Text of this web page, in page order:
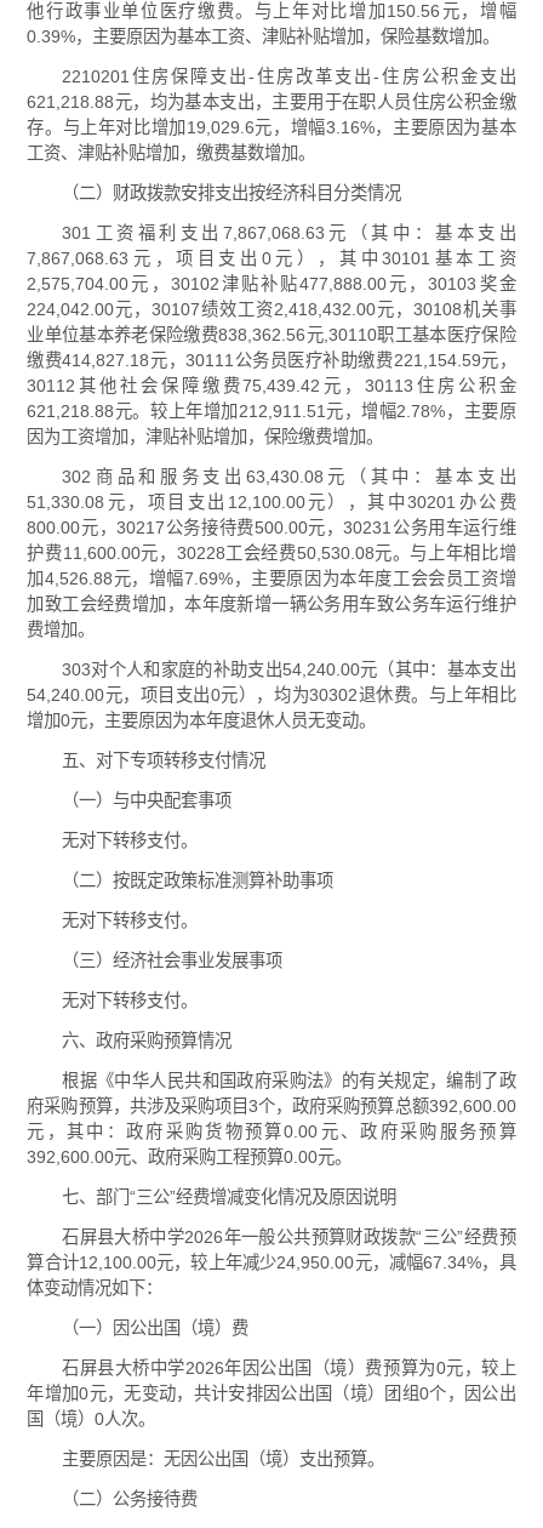
他行政事业单位医疗缴费。与上年对比增加150.56元，增幅
0.39%，主要原因为基本工资、津贴补贴增加，保险基数增加。
2210201住房保障支出-住房改革支出-住房公积金支出
621,218.88元，均为基本支出，主要用于在职人员住房公积金缴
存。与上年对比增加19,029.6元，增幅3.16%，主要原因为基本
工资、津贴补贴增加，缴费基数增加。
（二）财政拨款安排支出按经济科目分类情况
301工资福利支出7,867,068.63元（其中：基本支出
7,867,068.63元，项目支出0元），其中30101基本工资
2,575,704.00元，30102津贴补贴477,888.00元，30103奖金
224,042.00元，30107绩效工资2,418,432.00元，30108机关事
业单位基本养老保险缴费838,362.56元,30110职工基本医疗保险
缴费414,827.18元，30111公务员医疗补助缴费221,154.59元，
30112其他社会保障缴费75,439.42元，30113住房公积金
621,218.88元。较上年增加212,911.51元，增幅2.78%，主要原
因为工资增加，津贴补贴增加，保险缴费增加。
302商品和服务支出63,430.08元（其中：基本支出
51,330.08元，项目支出12,100.00元），其中30201办公费
800.00元，30217公务接待费500.00元，30231公务用车运行维
护费11,600.00元，30228工会经费50,530.08元。与上年相比增
加4,526.88元，增幅7.69%，主要原因为本年度工会会员工资增
加致工会经费增加，本年度新增一辆公务用车致公务车运行维护
费增加。
303对个人和家庭的补助支出54,240.00元（其中：基本支出
54,240.00元，项目支出0元），均为30302退休费。与上年相比
增加0元，主要原因为本年度退休人员无变动。
五、对下专项转移支付情况
（一）与中央配套事项
无对下转移支付。
（二）按既定政策标准测算补助事项
无对下转移支付。
（三）经济社会事业发展事项
无对下转移支付。
六、政府采购预算情况
根据《中华人民共和国政府采购法》的有关规定，编制了政
府采购预算，共涉及采购项目3个，政府采购预算总额392,600.00
元，其中：政府采购货物预算0.00元、政府采购服务预算
392,600.00元、政府采购工程预算0.00元。
七、部门“三公”经费增减变化情况及原因说明
石屏县大桥中学2026年一般公共预算财政拨款“三公”经费预
算合计12,100.00元，较上年减少24,950.00元，减幅67.34%，具
体变动情况如下：
（一）因公出国（境）费
石屏县大桥中学2026年因公出国（境）费预算为0元，较上
年增加0元，无变动，共计安排因公出国（境）团组0个，因公出
国（境）0人次。
主要原因是：无因公出国（境）支出预算。
（二）公务接待费